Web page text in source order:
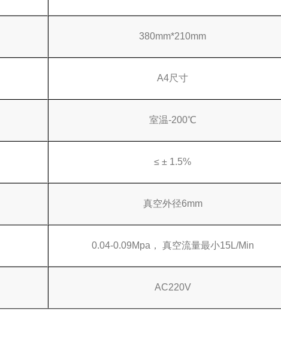
380mm*210mm
A4尺寸
室温-200℃
≤ ± 1.5%
真空外径6mm
0.04-0.09Mpa， 真空流量最小15L/Min
AC220V